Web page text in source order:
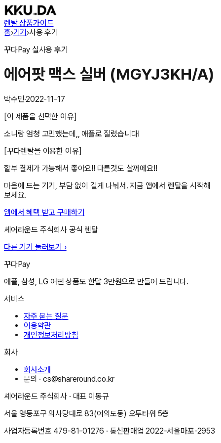
렌탈 상품가이드
홈›기기›사용 후기
꾸다Pay 실사용 후기
에어팟 맥스 실버 (MGYJ3KH/A)
박수민·2022-11-17
[이 제품을 선택한 이유]
소니랑 엄청 고민했는데,, 애플로 질렀습니다!
[꾸다렌탈을 이용한 이유]
할부 결제가 가능해서 좋아요!! 다른것도 살꺼에요!!
마음에 드는 기기, 부담 없이 길게 나눠서. 지금 앱에서 렌탈을 시작해
보세요.
앱에서 혜택 받고 구매하기
셰어라운드 주식회사 공식 렌탈
다른 기기 둘러보기 ›
꾸다Pay
애플, 삼성, LG 어떤 상품도 한달 3만원으로 만들어 드립니다.
서비스
자주 묻는 질문
이용약관
개인정보처리방침
회사
회사소개
문의 ·cs@shareround.co.kr
셰어라운드 주식회사 · 대표 이동규
서울 영등포구 의사당대로 83(여의도동) 오투타워 5층
사업자등록번호 479-81-01276 · 통신판매업2022-서울마포-2953